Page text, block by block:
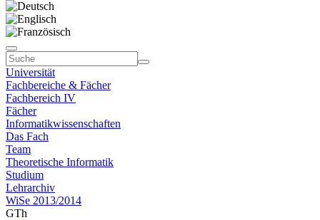
Universität
Fachbereiche & Fächer
Fachbereich IV
Fächer
Informatikwissenschaften
Das Fach
Team
Theoretische Informatik
Studium
Lehrarchiv
WiSe 2013/2014
GTh